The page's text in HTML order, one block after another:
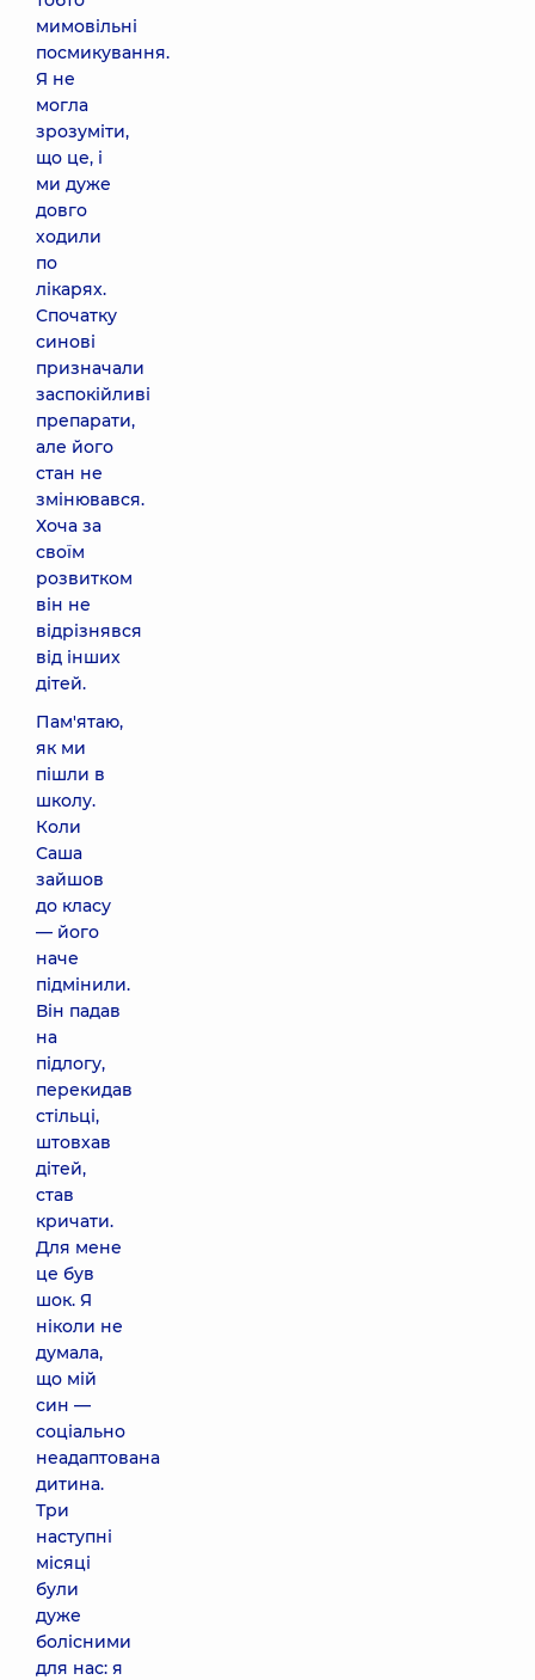
мимовільні
посмикування.
Я не
могла
зрозуміти,
що це, і
ми дуже
довго
ходили
по
лікарях.
Спочатку
синові
призначали
заспокійливі
препарати,
але його
стан не
змінювався.
Хоча за
своїм
розвитком
він не
відрізнявся
від інших
дітей.
Пам'ятаю,
як ми
пішли в
школу.
Коли
Саша
зайшов
до класу
— його
наче
підмінили.
Він падав
на
підлогу,
перекидав
стільці,
штовхав
дітей,
став
кричати.
Для мене
це був
шок. Я
ніколи не
думала,
що мій
син —
соціально
неадаптована
дитина.
Три
наступні
місяці
були
дуже
болісними
для нас: я